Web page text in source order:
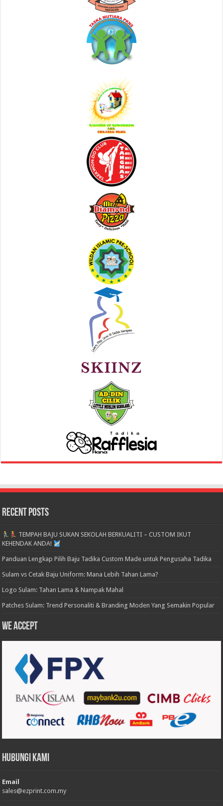
Recent Posts
TEMPAH BAJU SUKAN SEKOLAH BERKUALITI – CUSTOM IKUT
KEHENDAK ANDA!
Panduan Lengkap Pilih Baju Tadika Custom Made untuk Pengusaha Tadika
Sulam vs Cetak Baju Uniform: Mana Lebih Tahan Lama?
Logo Sulam: Tahan Lama & Nampak Mahal
Patches Sulam: Trend Personaliti & Branding Moden Yang Semakin Popular
We accept
Hubungi Kami
Email
sales@ezprint.com.my